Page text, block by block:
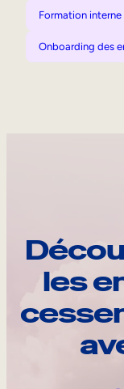
Formation interne
Onboarding des
les